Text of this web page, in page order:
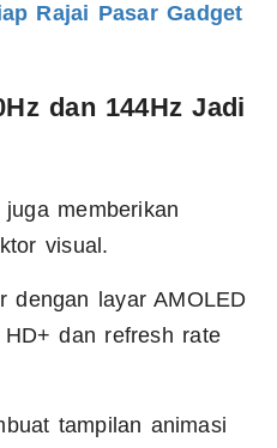
Rajai Pasar Gadget
dan 144Hz Jadi
memberikan
visual.
dengan layar AMOLED
dan refresh rate
tampilan animasi